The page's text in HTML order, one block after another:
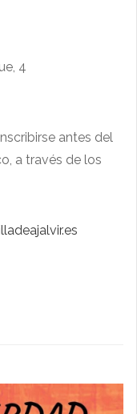
4
antes del
a través de los